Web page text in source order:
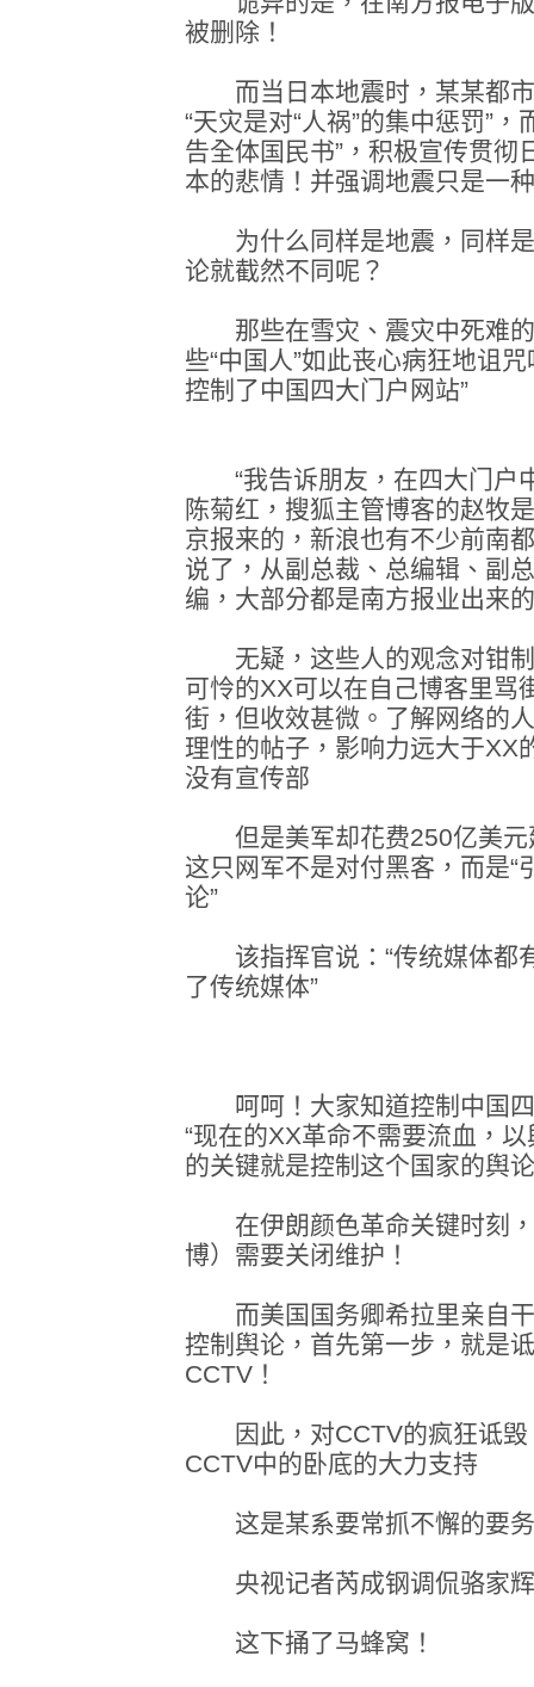
被删除！
而当日本地震时，某某都市
“天灾是对“人祸”的集中惩罚”
告全体国民书”，积极宣传贯
本的悲情！并强调地震只是一
为什么同样是地震，同样是
论就截然不同呢？
那些在雪灾、震灾中死难的
些“中国人”如此丧心病狂地诅
控制了中国四大门户网站”
“我告诉朋友，在四大门户
陈菊红，搜狐主管博客的赵牧
京报来的，新浪也有不少前南
说了，从副总裁、总编辑、副
编，大部分都是南方报业出来
无疑，这些人的观念对钳制
可怜的XX可以在自己博客里骂
街，但收效甚微。了解网络的
理性的帖子，影响力远大于
没有宣传部
但是美军却花费250亿美元
这只网军不是对付黑客，而是
论”
该指挥官说：“传统媒体都
了传统媒体”
呵呵！大家知道控制中国四
“现在的XX革命不需要流血，
的关键就是控制这个国家的舆
在伊朗颜色革命关键时刻，
博）需要关闭维护！
而美国国务卿希拉里亲自
控制舆论，首先第一步，就是
CCTV！
因此，对CCTV的疯狂诋毁
CCTV中的卧底的大力支持
这是某系要常抓不懈的要
央视记者芮成钢调侃骆家辉
这下捅了马蜂窝！